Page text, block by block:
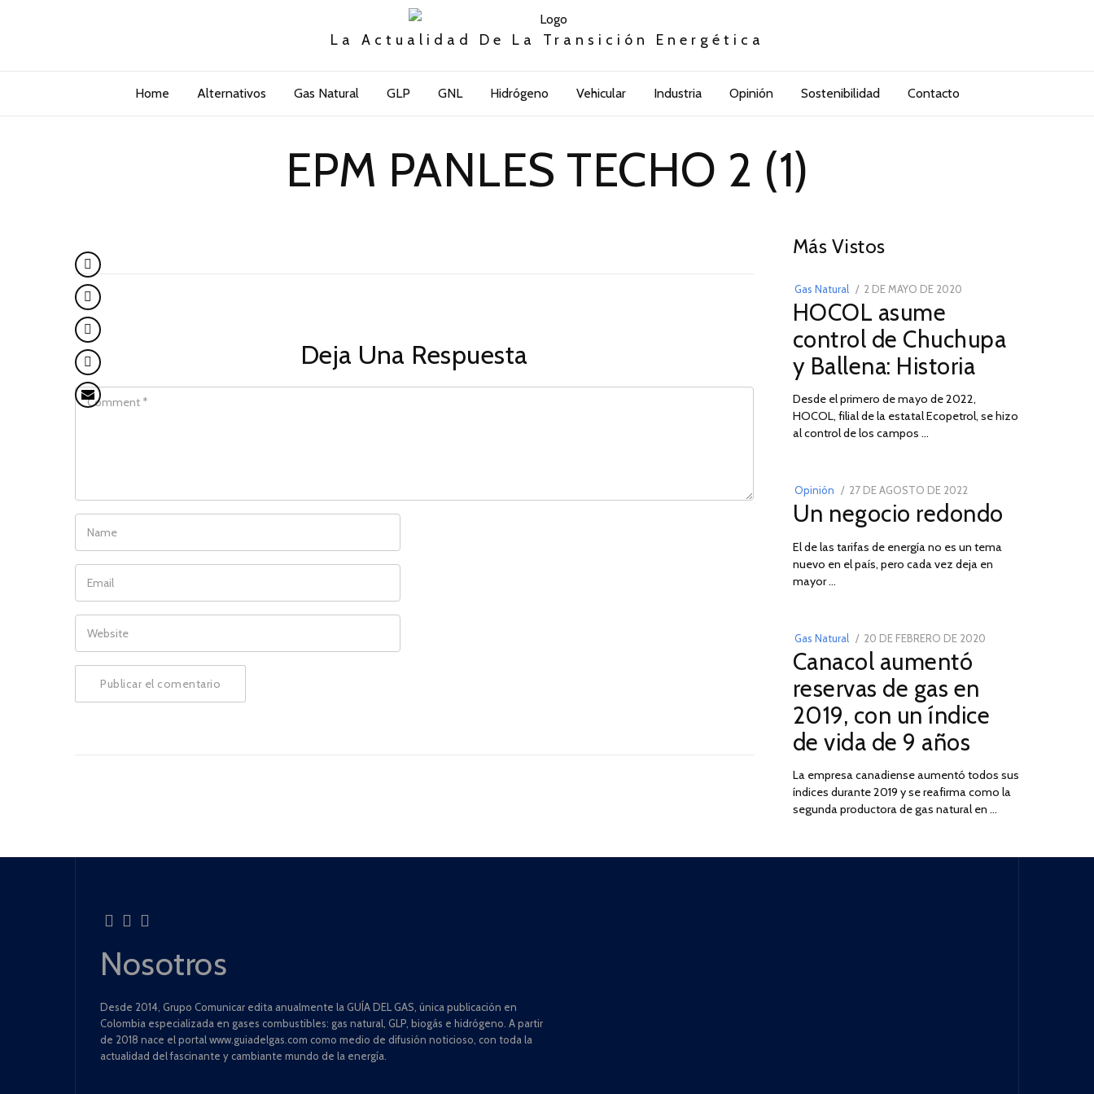
La Actualidad De La Transición Energética
Home Alternativos Gas Natural GLP GNL Hidrógeno Vehicular Industria Opinión Sostenibilidad Contacto
EPM PANLES TECHO 2 (1)
Deja Una Respuesta
COMMENT
NAME
EMAIL
WEBSITE
Más Vistos
Gas Natural
POSTED
ON
2 DE MAYO DE 2020
DE
2026
HOCOL asume
control de Chuchupa
y Ballena: Historia
Desde el primero de mayo de 2022,
HOCOL, filial de la estatal Ecopetrol, se hizo
al control de los campos …
Opinión
POSTED
ON
27 DE AGOSTO DE 202230
DE
DE
2022
Un negocio redondo
El de las tarifas de energía no es un tema
nuevo en el país, pero cada vez deja en
mayor …
03
Gas Natural
POSTED
ON
20 DE FEBRERO DE 2020
2025
Canacol aumentó
reservas de gas en
2019, con un índice
de vida de 9 años
La empresa canadiense aumentó todos sus
índices durante 2019 y se reafirma como la
segunda productora de gas natural en …
Nosotros
Desde 2014, Grupo Comunicar edita anualmente la GUÍA DEL GAS, única publicación en
Colombia especializada en gases combustibles: gas natural, GLP, biogás e hidrógeno. A partir
de 2018 nace el portal www.guiadelgas.com como medio de difusión noticioso, con toda la
actualidad del fascinante y cambiante mundo de la energía.